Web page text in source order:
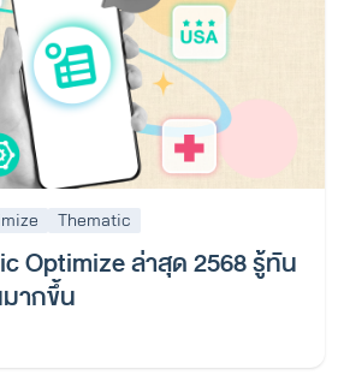
Thematic
Optimize ล่าสุด 2568 รู้ทัน
ากขึ้น